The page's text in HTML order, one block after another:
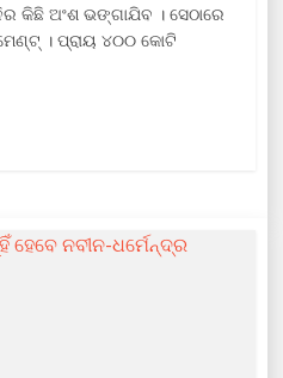
ଅଂଶ ଭଙ୍ଗାଯିବ । ସେଠାରେ
। ପ୍ରାୟ ୪୦୦ କୋଟି